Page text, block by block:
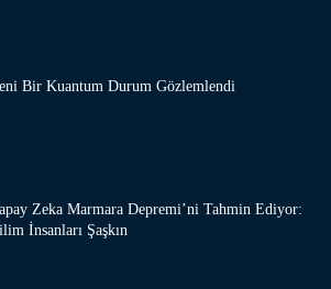
Bir Kuantum Durum Gözlemlendi
Zeka Marmara Depremi’ni Tahmin Ediyor:
İnsanları Şaşkın